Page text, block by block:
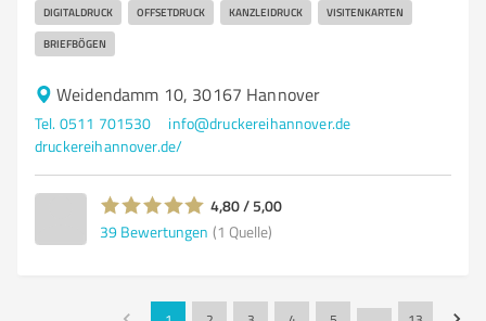
DIGITALDRUCK OFFSETDRUCK KANZLEIDRUCK VISITENKARTEN
BRIEFBÖGEN
Weidendamm 10, 30167 Hannover
Tel. 0511 701530
info@druckereihannover.de
druckereihannover.de/
4,80 / 5,00
39 Bewertungen (1 Quelle)